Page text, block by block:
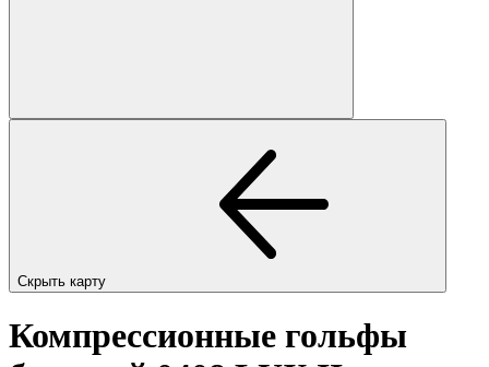
Скрыть карту
Компрессионные гольфы